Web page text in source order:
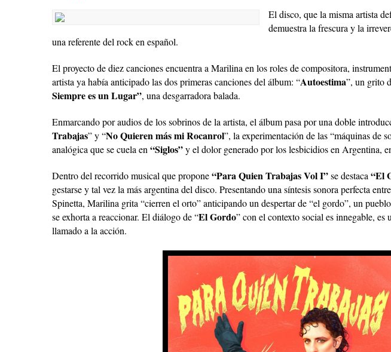
El disco, que la misma artista
demuestra la frescura y la
una referente del rock en español.
El proyecto de diez canciones encuentra a Marilina en los roles de compositora,
artista ya había anticipado las dos primeras canciones del álbum: “Autoestima”, un grito
Siempre es un Lugar”, una desgarradora balada.
Enmarcando por audios de los sobrinos de la artista, el álbum pasa por una doble
Trabajas” y “No Quieren más mi Rocanrol”, la experimentación de las “máquinas de
analógica que se cuela en “Siglos”y el dolor generado por los lesbicidios en Argentina,
Dentro del recorrido musical que propone“Para Quien Trabajas Vol I”se destaca “El
gestarse y tal vez la más argentina del disco. Presentando una síntesis sonora perfecta
Spinetta, Marilina grita “cierren el orto” anticipando un despertar de “el gordo”, un
se exhorta a reaccionar. El diálogo de “El Gordo” con el contexto social es innegable, es
llamado a la acción.